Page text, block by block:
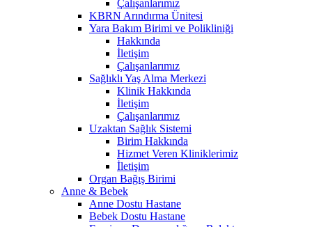
Çalışanlarımız
KBRN Arındırma Ünitesi
Yara Bakım Birimi ve Polikliniği
Hakkında
İletişim
Çalışanlarımız
Sağlıklı Yaş Alma Merkezi
Klinik Hakkında
İletişim
Çalışanlarımız
Uzaktan Sağlık Sistemi
Birim Hakkında
Hizmet Veren Kliniklerimiz
İletişim
Organ Bağış Birimi
Anne & Bebek
Anne Dostu Hastane
Bebek Dostu Hastane